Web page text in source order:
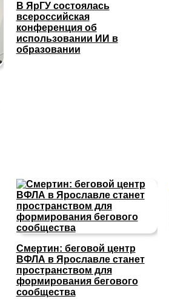
В ЯрГУ состоялась
всероссийская
конференция об
использовании ИИ в
образовании
Смертин: беговой центр
ВФЛА в Ярославле станет
пространством для
формирования бегового
сообщества